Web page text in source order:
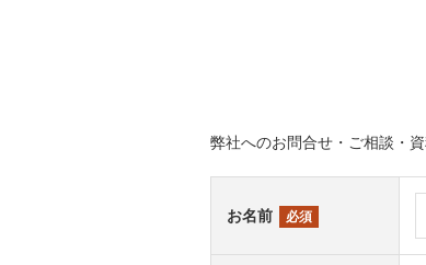
弊社へのお問合せ・ご相談・
お名前 必須